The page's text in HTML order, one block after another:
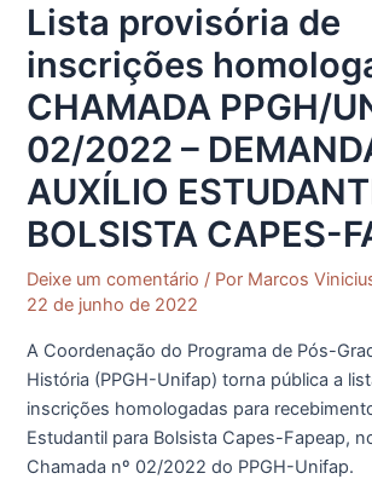
Lista provisória de
inscrições
CHAMADA PPGH/
02/2022 –
AUXÍLIO
BOLSISTA CAPES-
Deixe um comentário / Por Marcos
22 de junho de 2022
A Coordenação do Programa de Pós-
História (PPGH-Unifap) torna pública a
inscrições homologadas para
Estudantil para Bolsista Capes-Fapeap,
Chamada nº 02/2022 do PPGH-Unifap.